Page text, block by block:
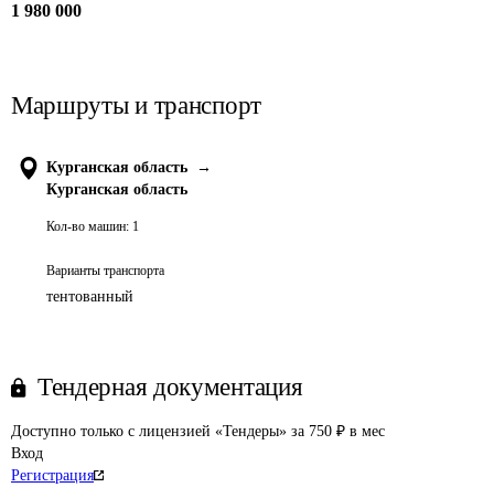
1 980 000
Маршруты и транспорт
Курганская область
→
Курганская область
Кол-во машин: 1
Варианты транспорта
тентованный
Тендерная документация
Доступно только с лицензией «Тендеры» за 750 ₽ в мес
Вход
Регистрация